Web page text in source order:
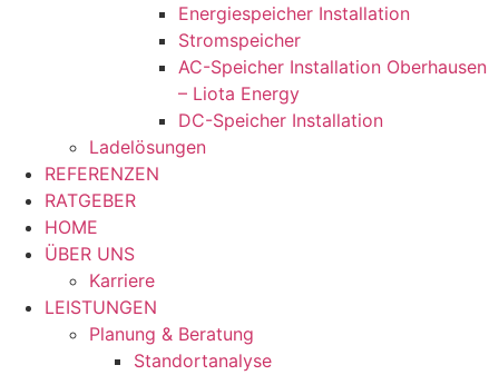
Energiespeicher Installation
Stromspeicher
AC-Speicher Installation Oberhausen
– Liota Energy
DC-Speicher Installation
Ladelösungen
REFERENZEN
RATGEBER
HOME
ÜBER UNS
Karriere
LEISTUNGEN
Planung & Beratung
Standortanalyse